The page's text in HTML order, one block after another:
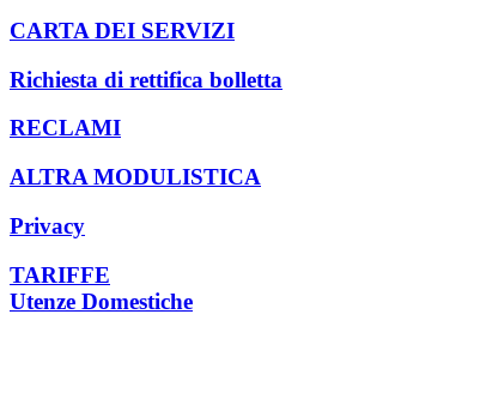
CARTA DEI SERVIZI
Richiesta di rettifica bolletta
RECLAMI
ALTRA MODULISTICA
Privacy
TARIFFE
Utenze Domestiche